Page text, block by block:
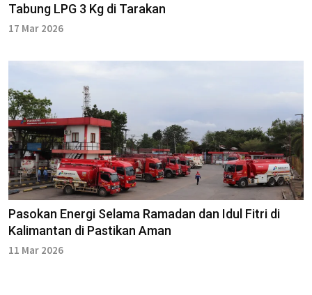
Tabung LPG 3 Kg di Tarakan
17 Mar 2026
Pasokan Energi Selama Ramadan dan Idul Fitri di
Kalimantan di Pastikan Aman
11 Mar 2026